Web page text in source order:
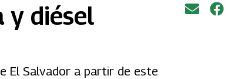
y diésel
El Salvador a partir de este